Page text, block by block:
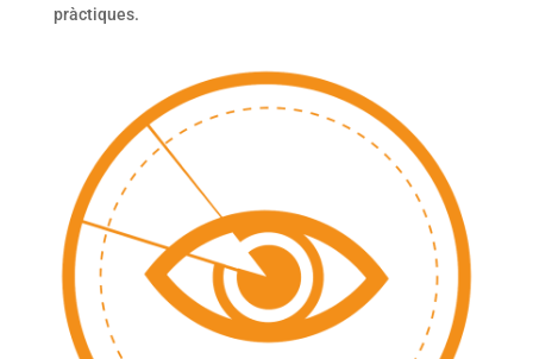
pràctiques.